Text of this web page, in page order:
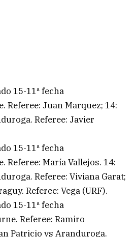
15-11ª fecha
Referee: Juan Marquez; 14:
Referee: Javier
15-11ª fecha
Referee: María Vallejos. 14:
Referee: Viviana Garat;
Referee: Vega (URF).
15-11ª fecha
Referee: Ramiro
Patricio vs Aranduroga.